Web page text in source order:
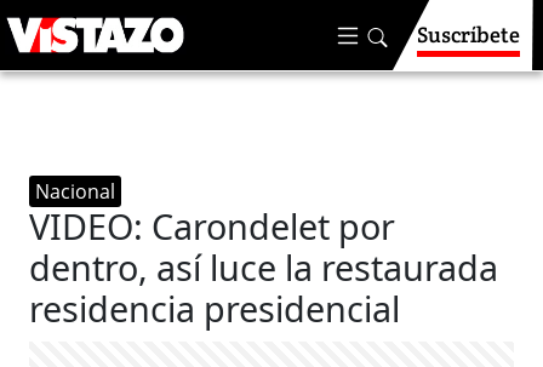
Suscríbete
Nacional
VIDEO: Carondelet por
dentro, así luce la restaurada
residencia presidencial